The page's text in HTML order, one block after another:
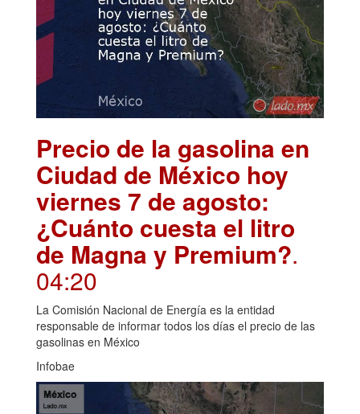
Precio de la gasolina en
Ciudad de México hoy
viernes 7 de agosto:
¿Cuánto cuesta el litro
de Magna y Premium?.
04:20
La Comisión Nacional de Energía es la entidad
responsable de informar todos los días el precio de las
gasolinas en México
Infobae